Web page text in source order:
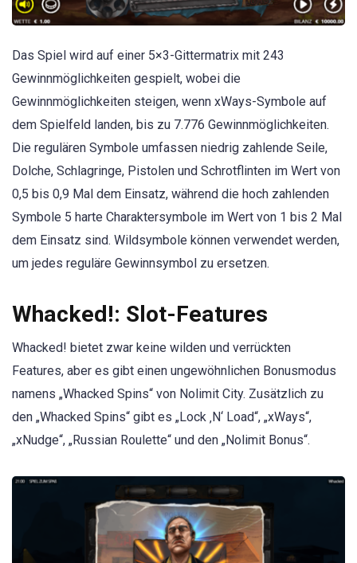
Das Spiel wird auf einer 5×3-Gittermatrix mit 243
Gewinnmöglichkeiten gespielt, wobei die
Gewinnmöglichkeiten steigen, wenn xWays-Symbole auf
dem Spielfeld landen, bis zu 7.776 Gewinnmöglichkeiten.
Die regulären Symbole umfassen niedrig zahlende Seile,
Dolche, Schlagringe, Pistolen und Schrotflinten im Wert von
0,5 bis 0,9 Mal dem Einsatz, während die hoch zahlenden
Symbole 5 harte Charaktersymbole im Wert von 1 bis 2 Mal
dem Einsatz sind. Wildsymbole können verwendet werden,
um jedes reguläre Gewinnsymbol zu ersetzen.
Whacked!: Slot-Features
Whacked! bietet zwar keine wilden und verrückten
Features, aber es gibt einen ungewöhnlichen Bonusmodus
namens „Whacked Spins“ von Nolimit City. Zusätzlich zu
den „Whacked Spins“ gibt es „Lock ‚N‘ Load“, „xWays“,
„xNudge“, „Russian Roulette“ und den „Nolimit Bonus“.